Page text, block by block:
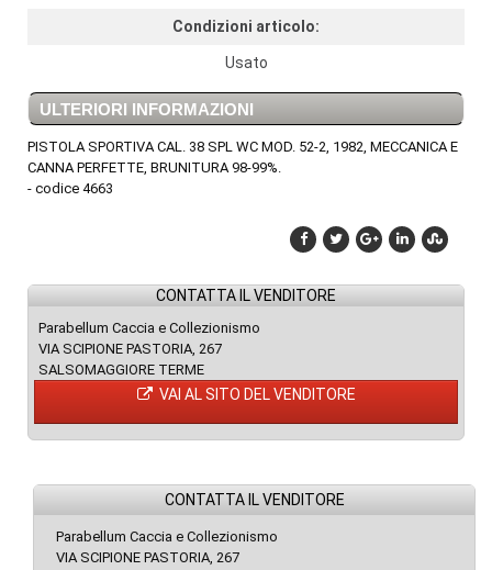
Condizioni articolo:
Usato
ULTERIORI INFORMAZIONI
PISTOLA SPORTIVA CAL. 38 SPL WC MOD. 52-2, 1982, MECCANICA E
CANNA PERFETTE, BRUNITURA 98-99%.
- codice 4663
CONTATTA IL VENDITORE
Parabellum Caccia e Collezionismo
VIA SCIPIONE PASTORIA, 267
SALSOMAGGIORE TERME
VAI AL SITO DEL VENDITORE
CONTATTA IL VENDITORE
Parabellum Caccia e Collezionismo
VIA SCIPIONE PASTORIA, 267